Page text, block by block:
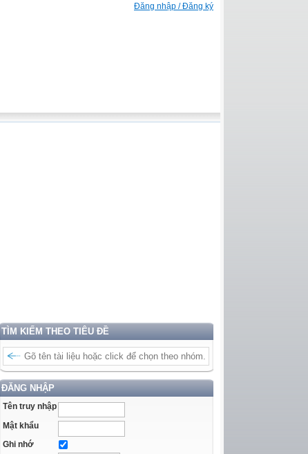
Đăng nhập / Đăng ký
TÌM KIẾM THEO TIÊU ĐỀ
ĐĂNG NHẬP
Tên truy nhập
Mật khẩu
Ghi nhớ